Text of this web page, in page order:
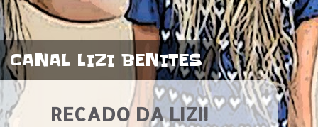
CANAL LIZI BENITES
RECADO DA LIZI!